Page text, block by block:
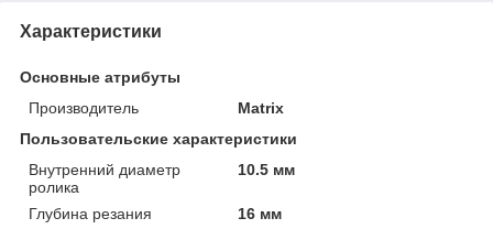
Характеристики
Основные атрибуты
Производитель
Matrix
Пользовательские характеристики
Внутренний диаметр
ролика
10.5 мм
Глубина резания
16 мм